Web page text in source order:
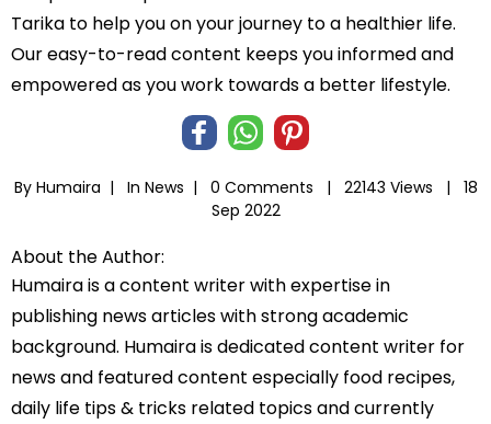
Tarika to help you on your journey to a healthier life.
Our easy-to-read content keeps you informed and
empowered as you work towards a better lifestyle.
By Humaira | In News | 0 Comments | 22143 Views |
18
Sep 2022
About the Author:
Humaira is a content writer with expertise in
publishing news articles with strong academic
background. Humaira is dedicated content writer for
news and featured content especially food recipes,
daily life tips & tricks related topics and currently